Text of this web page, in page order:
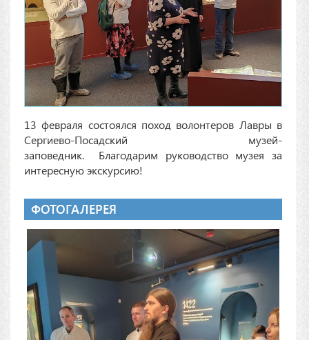
13 февраля состоялся поход волонтеров Лавры в
Сергиево-Посадский музей-
заповедник. Благодарим руководство музея за
интересную экскурсию!
ФОТОГАЛЕРЕЯ